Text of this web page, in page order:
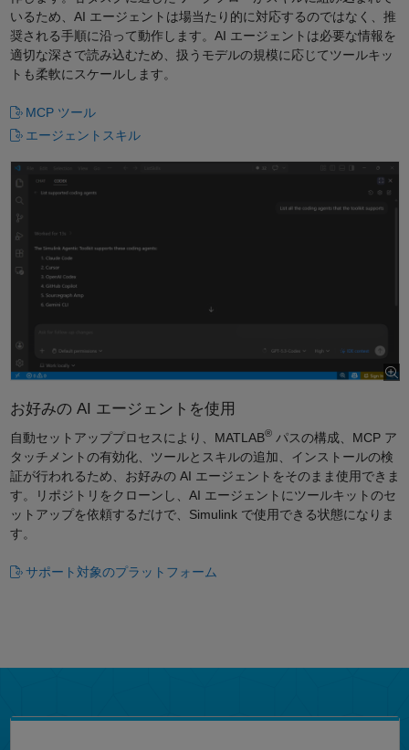
いるため、AI エージェントは場当たり的に対応するのではなく、推
奨される手順に沿って動作します。AI エージェントは必要な情報を
適切な深さで読み込むため、扱うモデルの規模に応じてツールキッ
トも柔軟にスケールします。
MCP ツール
エージェントスキル
お好みの AI エージェントを使用
自動セットアッププロセスにより、MATLAB®パスの構成、MCP ア
タッチメントの有効化、ツールとスキルの追加、インストールの検
証が行われるため、お好みの AI エージェントをそのまま使用できま
す。リポジトリをクローンし、AI エージェントにツールキットのセ
ットアップを依頼するだけで、Simulink で使用できる状態になりま
す。
サポート対象のプラットフォーム